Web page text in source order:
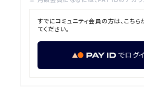
すでにコミュニティ会員の方は、こちら
てください。
でログ